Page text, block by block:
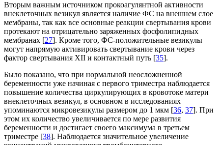
Вторым важным источником прокоагулянтной активности
внеклеточных везикул является наличие ФС на внешнем слое
мембраны, так как все основные реакции свертывания крови
протекают на отрицательно заряженных фосфолипидных
мембранах [27]. Кроме того, ФС-положительные везикулы
могут напрямую активировать свертывание крови через
фактор свертывания XII и контактный путь [35].
Было показано, что при нормальной неосложненной
беременности уже начиная с первого триместра наблюдается
повышение количества циркулирующих в кровотоке матери
внеклеточных везикул, в основном в исследованиях
упоминаются микровезикулы размером до 1 мкм [36, 37]. При
этом их количество увеличивается по мере развития
беременности и достигает своего максимума в третьем
триместре [38]. Наблюдается значительное увеличение